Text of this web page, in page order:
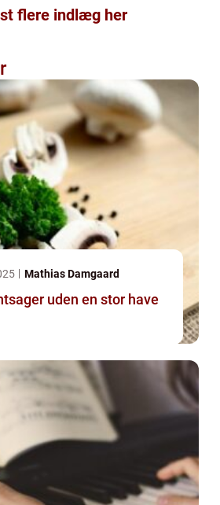
flere indlæg her
Mathias Damgaard
uden en stor have